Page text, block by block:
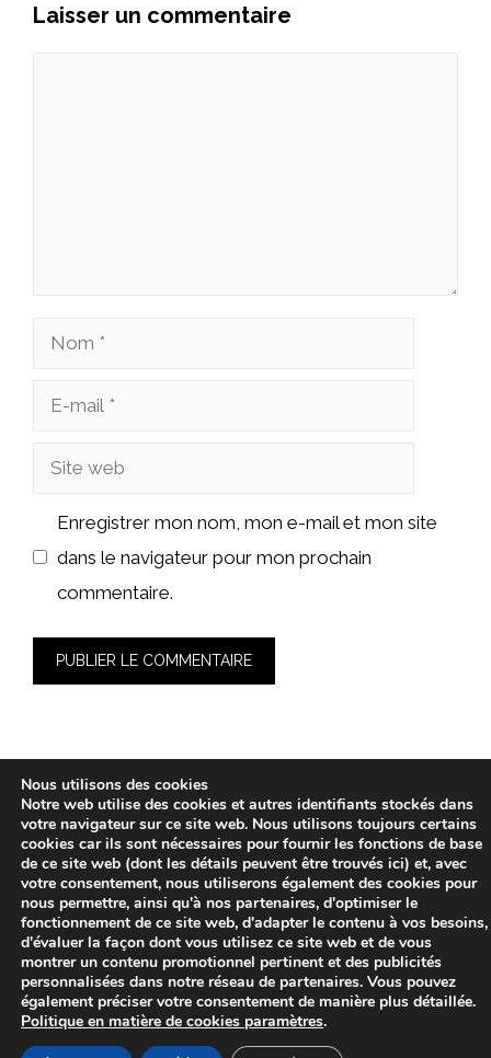
Laisser un commentaire
Nom
Site
Enregistrer mon nom, mon e-mail et mon site
dans le navigateur pour mon prochain
commentaire.
© 2026 btcmotors.fr -Politique de confidentialité-Avis
Juridique-Politique de Cookies
Nous utilisons des cookies
Notre web utilise des cookies et autres identifiants stockés dans
votre navigateur sur ce site web. Nous utilisons toujours certains
cookies car ils sont nécessaires pour fournir les fonctions de base
de ce site web (dont les détails peuvent être trouvés ici) et, avec
votre consentement, nous utiliserons également des cookies pour
nous permettre, ainsi qu'à nos partenaires, d'optimiser le
fonctionnement de ce site web, d'adapter le contenu à vos besoins,
d'évaluer la façon dont vous utilisez ce site web et de vous
montrer un contenu promotionnel pertinent et des publicités
personnalisées dans notre réseau de partenaires. Vous pouvez
également préciser votre consentement de manière plus détaillée.
Politique en matière de cookies paramètres.